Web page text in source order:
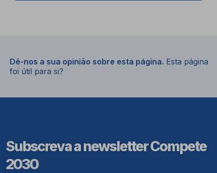
Dê-nos a sua opinião sobre esta página. Esta página
foi útil para si?
Subscreva a newsletter Compete
2030